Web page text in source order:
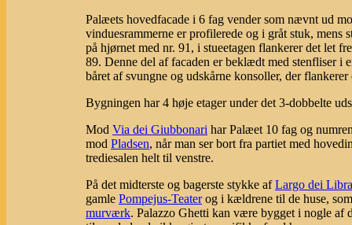
Palæets hovedfacade i 6 fag vender som nævnt ud
vinduesrammerne er profilerede og i gråt stuk, mens
på hjørnet med nr. 91, i stueetagen flankerer det let
89. Denne del af facaden er beklædt med stenfliser i
båret af svungne og udskårne konsoller, der
Bygningen har 4 høje etager under det 3-dobbelte
Mod Via dei Giubbonari har Palæet 10 fag og
mod Pladsen, når man ser bort fra partiet med
trediesalen helt til venstre.
På det midterste og bagerste stykke afLargo dei
gamle Pompejus-Teaterog i kældrene til de huse,
murværk. Palazzo Ghetti kan være bygget i nogle af